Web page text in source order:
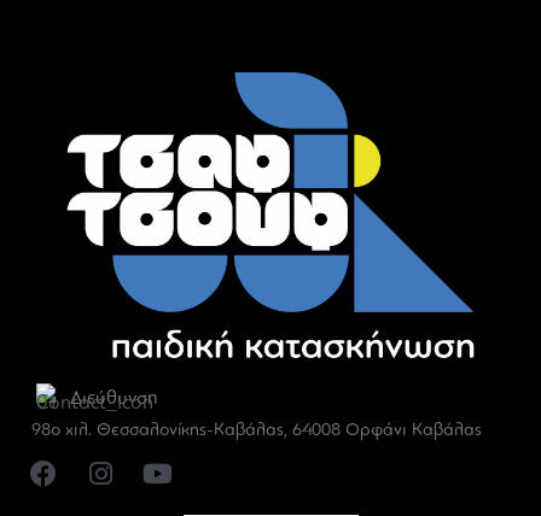
Διεύθυνση
98ο χιλ. Θεσσαλονίκης-Καβάλας, 64008 Ορφάνι Καβάλας